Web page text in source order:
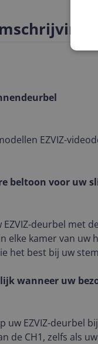
EZVIZ-
beltoon voor uw
EZVIZ-deurbel met
elke kamer van uw
het best bij uw
wanneer uw
uw EZVIZ-deurbel
de CH1, zelfs als